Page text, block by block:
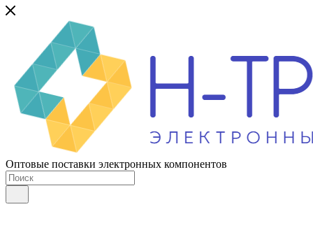
Оптовые поставки электронных компонентов